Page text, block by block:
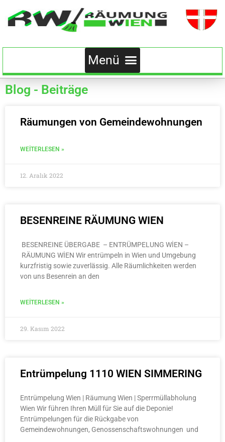
Blog - Beiträge
Räumungen von Gemeindewohnungen
WEITERLESEN »
12. Aralık 2022
BESENREINE RÄUMUNG WIEN
BESENREINE ÜBERGABE – ENTRÜMPELUNG WİEN –
RÄUMUNG WİEN Wir entrümpeln in Wien und Umgebung
kurzfristig sowie zuverlässig. Alle Räumlichkeiten werden
von uns Besenrein an den
WEITERLESEN »
29. Kasım 2022
Entrümpelung 1110 WIEN SIMMERING
Entrümpelung Wien | Räumung Wien | Sperrmüllabholung
Wien Wir führen Ihren Müll für Sie auf die Deponie!
Entrümpelungen für die Rückgabe von
Gemeindewohnungen, Genossenschaftswohnungen und